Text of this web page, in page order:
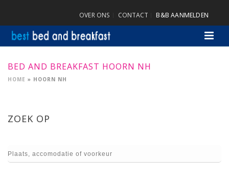
OVER ONS CONTACT B&B AANMELDEN
BED AND BREAKFAST HOORN NH
HOME » HOORN NH
ZOEK OP